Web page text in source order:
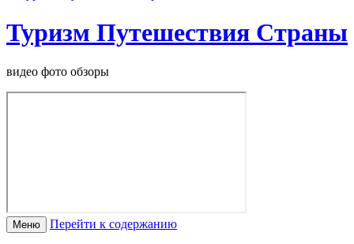
Туризм Путешествия Страны
видео фото обзоры
Меню Перейти к содержанию